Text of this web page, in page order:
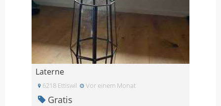
Laterne
6218 Ettiswil Vor einem Monat
Gratis